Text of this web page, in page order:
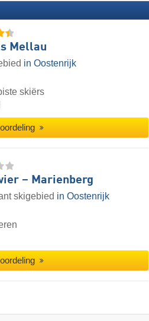
Mellau
in Oostenrijk
skiërs
– Marienberg
skigebied in Oostenrijk